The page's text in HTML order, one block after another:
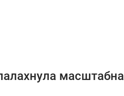
масштабна